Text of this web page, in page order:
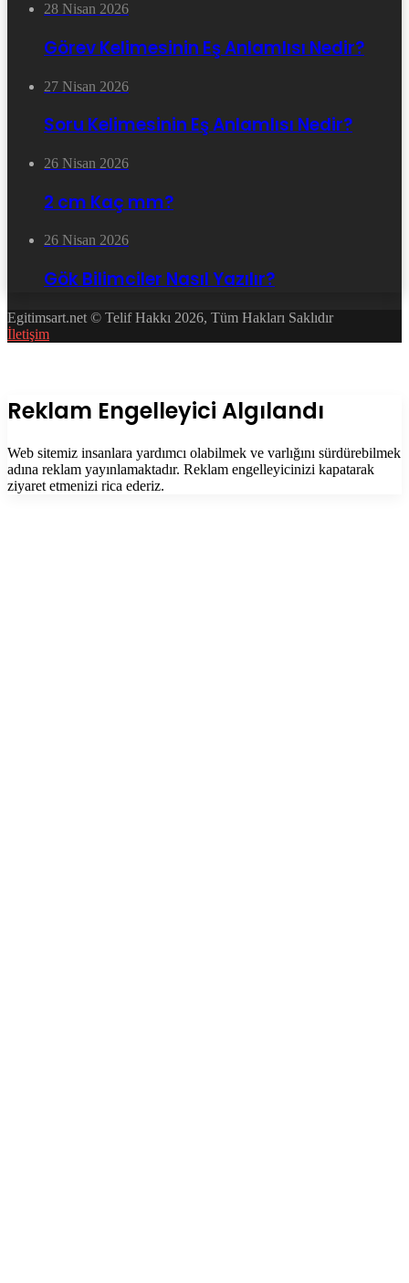
28 Nisan 2026
Görev Kelimesinin Eş Anlamlısı Nedir?
27 Nisan 2026
Soru Kelimesinin Eş Anlamlısı Nedir?
26 Nisan 2026
2 cm Kaç mm?
26 Nisan 2026
Gök Bilimciler Nasıl Yazılır?
Egitimsart.net © Telif Hakkı 2026, Tüm Hakları Saklıdır
İletişim
Kapalı
Reklam Engelleyici Algılandı
Web sitemiz insanlara yardımcı olabilmek ve varlığını sürdürebilmek
adına reklam yayınlamaktadır. Reklam engelleyicinizi kapatarak
ziyaret etmenizi rica ederiz.